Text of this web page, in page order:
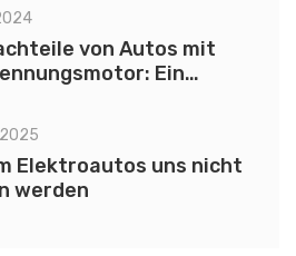
von Autos mit
Ein
Elektroautos uns nicht
werden